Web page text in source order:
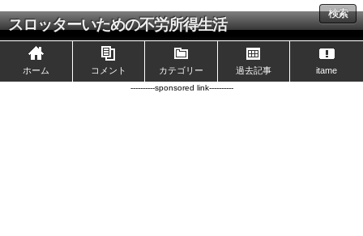
スロッターいための不労所得生活
検索
ホーム コメント カテゴリー 過去記事 itame
----------sponsored link----------